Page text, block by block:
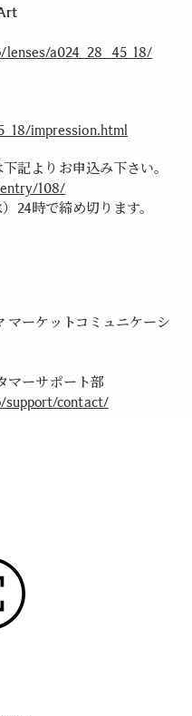
a024_28 _45_18/
impression.html
記よりお申込み下さい。
108/
24時で締め切ります。
マーケットコミュニケーシ
マーサポート部
support/contact/